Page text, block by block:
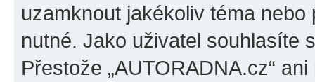
uzamknout jakékoliv téma
nutné. Jako uživatel souhlasíte
Přestože „AUTORADNA.cz“